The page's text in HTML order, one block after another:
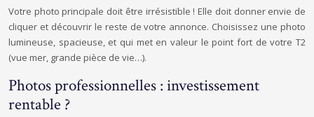
Votre photo principale doit être irrésistible ! Elle doit donner envie de
cliquer et découvrir le reste de votre annonce. Choisissez une photo
lumineuse, spacieuse, et qui met en valeur le point fort de votre T2
(vue mer, grande pièce de vie…).
Photos professionnelles : investissement
rentable ?